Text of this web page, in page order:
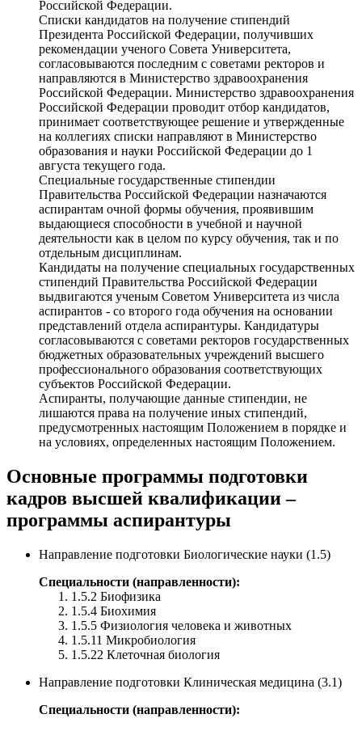
Российской Федерации.
Списки кандидатов на получение стипендий
Президента Российской Федерации, получивших
рекомендации ученого Совета Университета,
согласовываются последним с советами ректоров и
направляются в Министерство здравоохранения
Российской Федерации. Министерство здравоохранения
Российской Федерации проводит отбор кандидатов,
принимает соответствующее решение и утвержденные
на коллегиях списки направляют в Министерство
образования и науки Российской Федерации до 1
августа текущего года.
Специальные государственные стипендии
Правительства Российской Федерации назначаются
аспирантам очной формы обучения, проявившим
выдающиеся способности в учебной и научной
деятельности как в целом по курсу обучения, так и по
отдельным дисциплинам.
Кандидаты на получение специальных государственных
стипендий Правительства Российской Федерации
выдвигаются ученым Советом Университета из числа
аспирантов - со второго года обучения на основании
представлений отдела аспирантуры. Кандидатуры
согласовываются с советами ректоров государственных
бюджетных образовательных учреждений высшего
профессионального образования соответствующих
субъектов Российской Федерации.
Аспиранты, получающие данные стипендии, не
лишаются права на получение иных стипендий,
предусмотренных настоящим Положением в порядке и
на условиях, определенных настоящим Положением.
Основные программы подготовки
кадров высшей квалификации –
программы аспирантуры
Направление подготовки Биологические науки (1.5)
Специальности (направленности):
1.5.2 Биофизика
1.5.4 Биохимия
1.5.5 Физиология человека и животных
1.5.11 Микробиология
1.5.22 Клеточная биология
Направление подготовки Клиническая медицина (3.1)
Специальности (направленности):